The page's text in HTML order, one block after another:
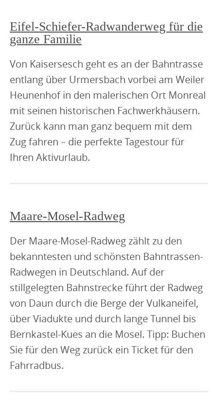
Eifel-Schiefer-Radwanderweg für die
ganze Familie
Von Kaisersesch geht es an der Bahntrasse
entlang über Urmersbach vorbei am Weiler
Heunenhof in den malerischen Ort Monreal
mit seinen historischen Fachwerkhäusern.
Zurück kann man ganz bequem mit dem
Zug fahren – die perfekte Tagestour für
Ihren Aktivurlaub.
Maare-Mosel-Radweg
Der Maare-Mosel-Radweg zählt zu den
bekanntesten und schönsten Bahntrassen-
Radwegen in Deutschland. Auf der
stillgelegten Bahnstrecke führt der Radweg
von Daun durch die Berge der Vulkaneifel,
über Viadukte und durch lange Tunnel bis
Bernkastel-Kues an die Mosel. Tipp: Buchen
Sie für den Weg zurück ein Ticket für den
Fahrradbus.